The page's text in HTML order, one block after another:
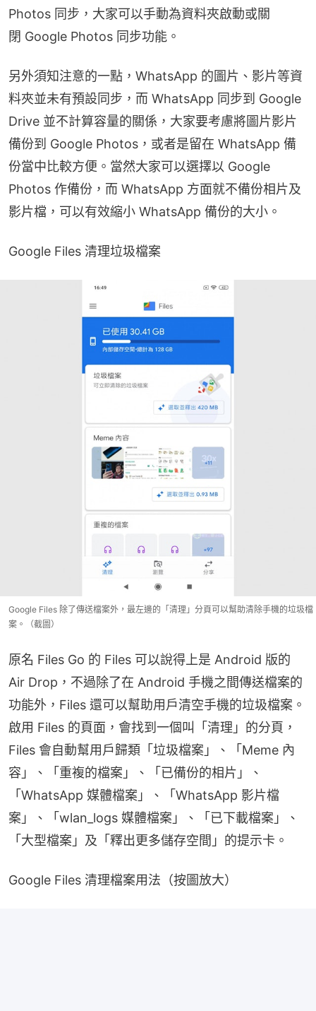
Photos 同步，大家可以手動為資料夾啟動或關
閉 Google Photos 同步功能。
另外須知注意的一點，WhatsApp 的圖片、影片等資
料夾並未有預設同步，而 WhatsApp 同步到 Google
Drive 並不計算容量的關係，大家要考慮將圖片影片
備份到 Google Photos，或者是留在 WhatsApp 備
份當中比較方便。當然大家可以選擇以 Google
Photos 作備份，而 WhatsApp 方面就不備份相片及
影片檔，可以有效縮小 WhatsApp 備份的大小。
Google Files 清理垃圾檔案
Google Files 除了傳送檔案外，最左邊的「清理」分頁可以幫助清除手機的垃圾檔
案。（截圖）
原名 Files Go 的 Files 可以說得上是 Android 版的
Air Drop，不過除了在 Android 手機之間傳送檔案的
功能外，Files 還可以幫助用戶清空手機的垃圾檔案。
啟用 Files 的頁面，會找到一個叫「清理」的分頁，
Files 會自動幫用戶歸類「垃圾檔案」、「Meme 內
容」、「重複的檔案」、「已備份的相片」、
「WhatsApp 媒體檔案」、「WhatsApp 影片檔
案」、「wlan_logs 媒體檔案」、「已下載檔案」、
「大型檔案」及「釋出更多儲存空間」的提示卡。
Google Files 清理檔案用法（按圖放大）